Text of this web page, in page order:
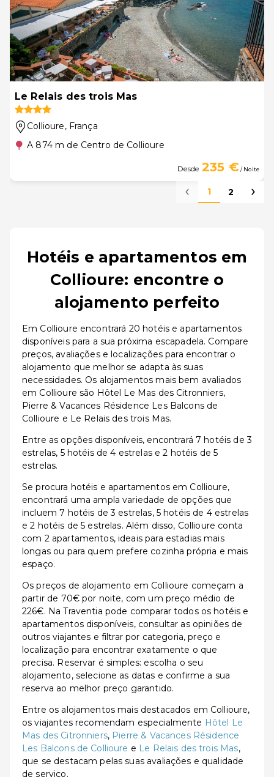
Le Relais des trois Mas
Collioure, França
A 874 m de Centro de Collioure
Desde 235 €/ Noite
1 2
Hotéis e apartamentos em
Collioure: encontre o
alojamento perfeito
Em Collioure encontrará 20 hotéis e apartamentos
disponíveis para a sua próxima escapadela. Compare
preços, avaliações e localizações para encontrar o
alojamento que melhor se adapta às suas
necessidades. Os alojamentos mais bem avaliados
em Collioure são Hôtel Le Mas des Citronniers,
Pierre & Vacances Résidence Les Balcons de
Collioure e Le Relais des trois Mas.
Entre as opções disponíveis, encontrará 7 hotéis de 3
estrelas, 5 hotéis de 4 estrelas e 2 hotéis de 5
estrelas.
Se procura hotéis e apartamentos em Collioure,
encontrará uma ampla variedade de opções que
incluem 7 hotéis de 3 estrelas, 5 hotéis de 4 estrelas
e 2 hotéis de 5 estrelas. Além disso, Collioure conta
com 2 apartamentos, ideais para estadias mais
longas ou para quem prefere cozinha própria e mais
espaço.
Os preços de alojamento em Collioure começam a
partir de 70€ por noite, com um preço médio de
226€. Na Traventia pode comparar todos os hotéis e
apartamentos disponíveis, consultar as opiniões de
outros viajantes e filtrar por categoria, preço e
localização para encontrar exatamente o que
precisa. Reservar é simples: escolha o seu
alojamento, selecione as datas e confirme a sua
reserva ao melhor preço garantido.
Entre os alojamentos mais destacados em Collioure,
os viajantes recomendam especialmente Hôtel Le
Mas des Citronniers, Pierre & Vacances Résidence
Les Balcons de Collioure e Le Relais des trois Mas,
que se destacam pelas suas avaliações e qualidade
de serviço.